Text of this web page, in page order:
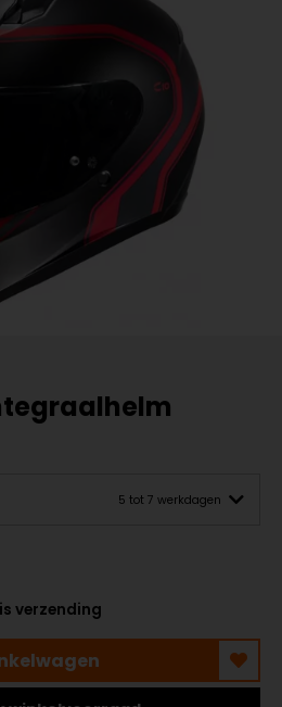
5 tot 7 werkdagen
verzending